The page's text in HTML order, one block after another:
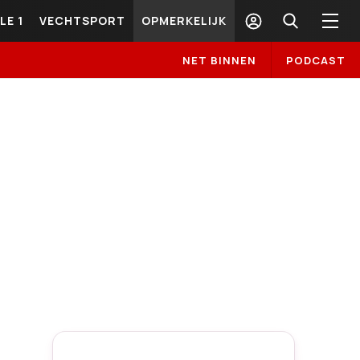
1 VECHTSPORT OPMERKELIJK
NET BINNEN PODCAST